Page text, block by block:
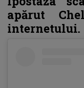
apărut
internetului.